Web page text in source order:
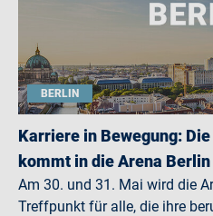
BERLIN
Karriere in Bewegung:
kommt in die Arena Berlin
Am 30. und 31. Mai wird die
Treffpunkt für alle, die ihre